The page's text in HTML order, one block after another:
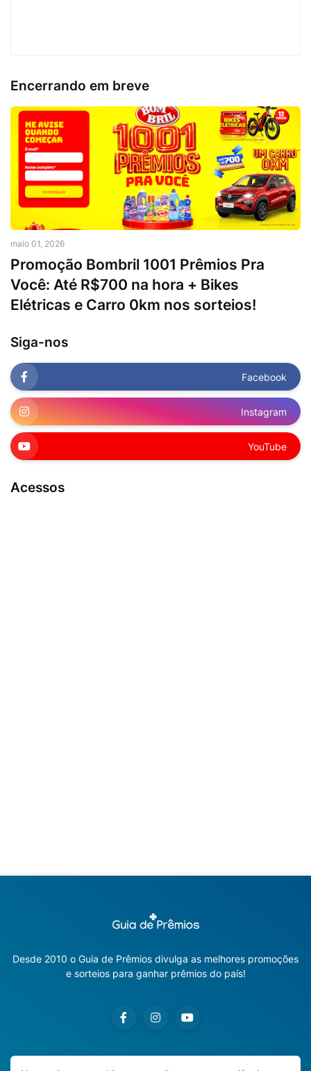
Encerrando em breve
maio 01, 2026
Promoção Bombril 1001 Prêmios Pra
Você: Até R$700 na hora + Bikes
Elétricas e Carro 0km nos sorteios!
Siga-nos
Facebook
Instagram
YouTube
Acessos
Desde 2010 o Guia de Prêmios divulga as melhores promoções
e sorteios para ganhar prêmios do país!